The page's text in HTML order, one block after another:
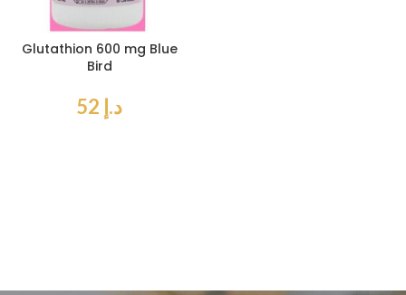
Glutathion 600 mg Blue
Bird
د.إ